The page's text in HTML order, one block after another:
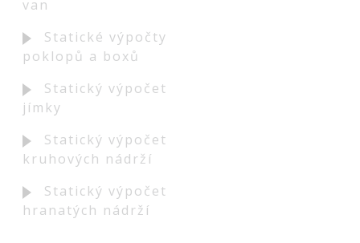
van
Statické výpočty
poklopů a boxů
Statický výpočet
jímky
Statický výpočet
kruhových nádrží
Statický výpočet
hranatých nádrží